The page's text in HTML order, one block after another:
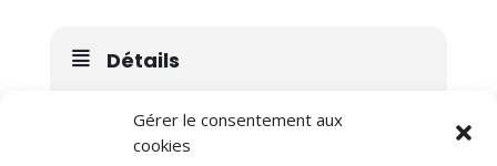
Gérer le consentement aux
cookies
Détails